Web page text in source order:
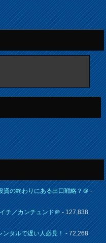
資の終わりにある出口戦略？＠-
チ／カンチュンド＠- 127,838
ンタルで遅い人必見！- 72,268